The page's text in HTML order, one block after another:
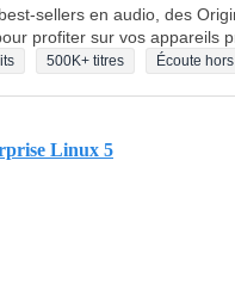
sellers en audio, des
profiter sur vos appareils
500K+ titres Écoute
Linux 5